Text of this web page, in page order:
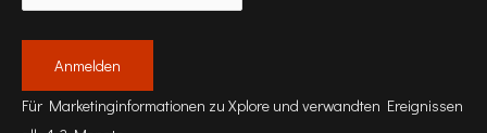
Für Marketinginformationen zu Xplore und verwandten Ereignissen